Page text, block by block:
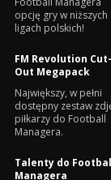
opcję gry w niższych
ligach polskich!
FM Revolution
Out Megapack
Największy, w pełni
dostępny zestaw
piłkarzy do Football
Managera.
Talenty do
Managera